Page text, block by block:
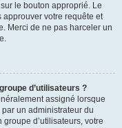
le bouton approprié. Le
approuver votre requête et
Merci de ne pas harceler un
d’utilisateurs ?
assigné lorsque
un administrateur du
d’utilisateurs, votre